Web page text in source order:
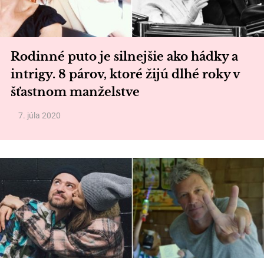
Rodinné puto je silnejšie ako hádky a
intrigy. 8 párov, ktoré žijú dlhé roky v
šťastnom manželstve
7. júla 2020